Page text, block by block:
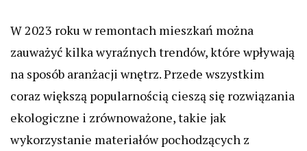
W 2023 roku w remontach mieszkań można
zauważyć kilka wyraźnych trendów, które wpływają
na sposób aranżacji wnętrz. Przede wszystkim
coraz większą popularnością cieszą się rozwiązania
ekologiczne i zrównoważone, takie jak
wykorzystanie materiałów pochodzących z